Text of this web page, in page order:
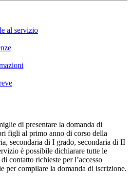
al servizio
di presentare la domanda di
figli al primo anno di corso della
secondaria di I grado, secondaria di II
è possibile dichiarare tutte le
contatto richieste per l’accesso
per compilare la domanda di iscrizione.